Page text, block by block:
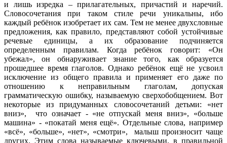
и лишь изредка – прилагательных, причастий и наречий.
Словосочетания при таком стиле речи уникальны, ибо
каждый ребёнок изобретает их сам. Тем не менее двухсловные
предложения, как правило, представляют собой устойчивые
речевые единицы, а их образование подчиняется
определенным правилам. Когда ребёнок говорит: «Он
убежал», он обнаруживает знание того, как образуется
прошедшее время глаголов. Однако ребёнок ещё не усвоил
исключение из общего правила и применяет его даже по
отношению к неправильным глаголам, допуская
грамматическую ошибку, называемую сверхобобщением. Вот
некоторые из придуманных словосочетаний детьми: «нет
вниз», что означает - «не отпускай меня вниз», «больше
машина» - «покатай меня ещё». Отдельные слова, например
«всё», «больше», «нет», «смотри», малыш произносит чаще
других. Этим слова называемые ключевыми, в правильной